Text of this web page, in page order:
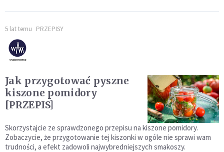
5 lat temu PRZEPISY
Jak przygotować pyszne
kiszone pomidory
[PRZEPIS]
Skorzystajcie ze sprawdzonego przepisu na kiszone pomidory.
Zobaczycie, że przygotowanie tej kiszonki w ogóle nie sprawi wam
trudności, a efekt zadowoli najwybredniejszych smakoszy.